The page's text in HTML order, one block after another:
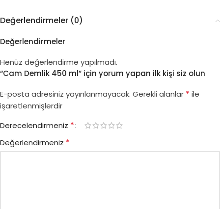
Değerlendirmeler (0)
Değerlendirmeler
Henüz değerlendirme yapılmadı.
“Cam Demlik 450 ml” için yorum yapan ilk kişi siz olun
E-posta adresiniz yayınlanmayacak. Gerekli alanlar * ile
işaretlenmişlerdir
Derecelendirmeniz *
Değerlendirmeniz *